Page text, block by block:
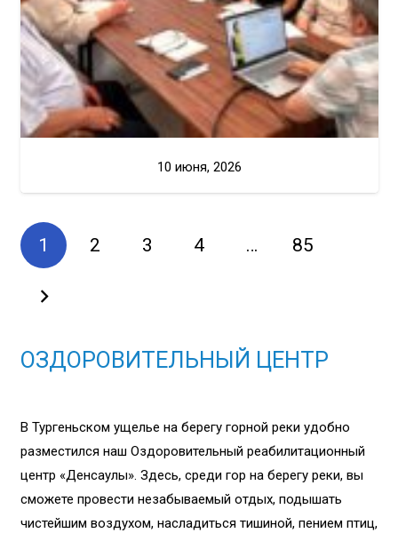
10 июня, 2026
1 2 3 4 … 85
ОЗДОРОВИТЕЛЬНЫЙ ЦЕНТР
В Тургеньском ущелье на берегу горной реки удобно
разместился наш Оздоровительный реабилитационный
центр «Денсаулық». Здесь, среди гор на берегу реки, вы
сможете провести незабываемый отдых, подышать
чистейшим воздухом, насладиться тишиной, пением птиц,